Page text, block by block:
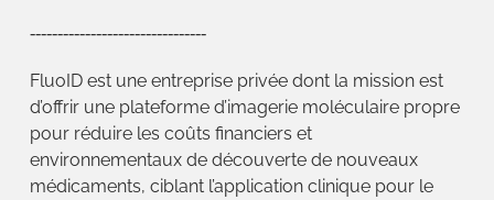
‐‐‐‐‐‐‐‐‐‐‐‐‐‐‐‐‐‐‐‐‐‐‐‐‐‐‐‐‐‐‐‐
FluoID est une entreprise privée dont la mission est
d’offrir une plateforme d’imagerie moléculaire propre
pour réduire les coûts financiers et
environnementaux de découverte de nouveaux
médicaments, ciblant l’application clinique pour le